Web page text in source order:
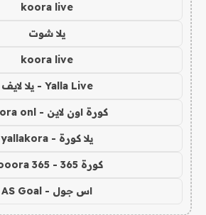
koora live
يلا شوت
koora live
Yalla Live - يلا لايف
كورة اون لاين - koora onl
يلا كورة - yallakora
كورة 365 - kooora 365
اس جول - AS Goal